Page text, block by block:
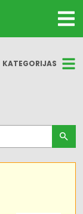
KATEGORIJAS